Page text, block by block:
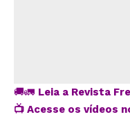
🚚🚛 Leia a Revista
📺 Acesse os vídeos